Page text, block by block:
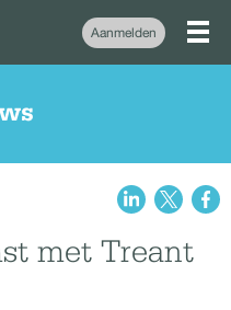
Aanmelden
met Treant